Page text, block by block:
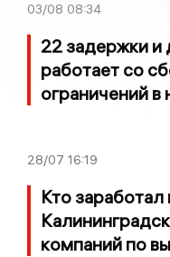
03/08 08:34
22 задержки
работает со
ограничений в
28/07 16:19
Кто
компаний по